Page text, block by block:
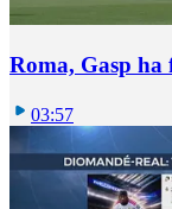
Roma, Gasp ha
03:57